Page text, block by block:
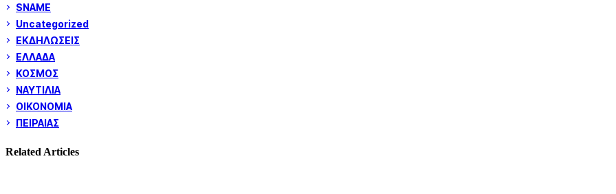
SNAME
Uncategorized
ΕΚΔΗΛΩΣΕΙΣ
ΕΛΛΑΔΑ
ΚΟΣΜΟΣ
ΝΑΥΤΙΛΙΑ
ΟΙΚΟΝΟΜΙΑ
ΠΕΙΡΑΙΑΣ
Related Articles